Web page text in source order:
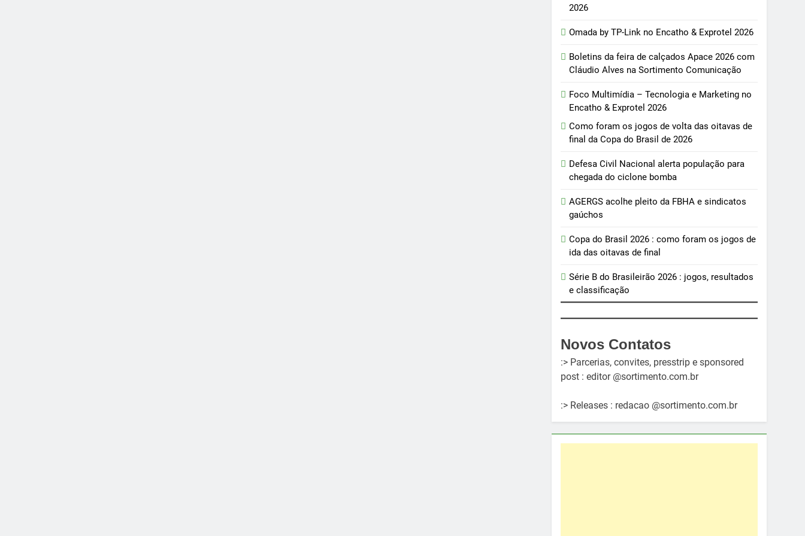
2026
Omada by TP-Link no Encatho & Exprotel 2026
Boletins da feira de calçados Apace 2026 com
Cláudio Alves na Sortimento Comunicação
Foco Multimídia – Tecnologia e Marketing no
Encatho & Exprotel 2026
Como foram os jogos de volta das oitavas de
final da Copa do Brasil de 2026
Defesa Civil Nacional alerta população para
chegada do ciclone bomba
AGERGS acolhe pleito da FBHA e sindicatos
gaúchos
Copa do Brasil 2026 : como foram os jogos de
ida das oitavas de final
Série B do Brasileirão 2026 : jogos, resultados
e classificação
Novos Contatos
:> Parcerias, convites, presstrip e sponsored
post : editor @sortimento.com.br
:> Releases : redacao @sortimento.com.br